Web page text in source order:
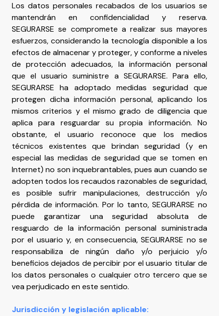
Los datos personales recabados de los usuarios se
mantendrán en confidencialidad y reserva.
SEGURARSE se compromete a realizar sus mayores
esfuerzos, considerando la tecnología disponible a los
efectos de almacenar y proteger, y conforme a niveles
de protección adecuados, la información personal
que el usuario suministre a SEGURARSE. Para ello,
SEGURARSE ha adoptado medidas seguridad que
protegen dicha información personal, aplicando los
mismos criterios y el mismo grado de diligencia que
aplica para resguardar su propia información. No
obstante, el usuario reconoce que los medios
técnicos existentes que brindan seguridad (y en
especial las medidas de seguridad que se tomen en
Internet) no son inquebrantables, pues aun cuando se
adopten todos los recaudos razonables de seguridad,
es posible sufrir manipulaciones, destrucción y/o
pérdida de información. Por lo tanto, SEGURARSE no
puede garantizar una seguridad absoluta de
resguardo de la información personal suministrada
por el usuario y, en consecuencia, SEGURARSE no se
responsabiliza de ningún daño y/o perjuicio y/o
beneficios dejados de percibir por el usuario titular de
los datos personales o cualquier otro tercero que se
vea perjudicado en este sentido.
Jurisdicción y legislación aplicable: